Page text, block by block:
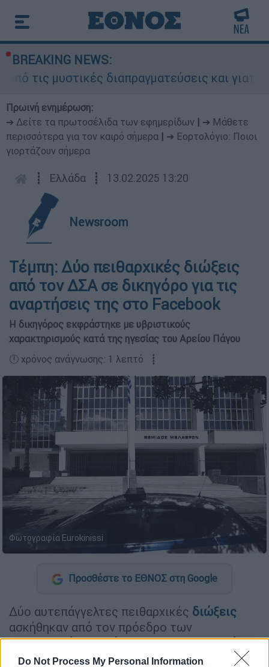
Do Not Process My Personal Information
BREAKING NEWS:
μυστικές διαπραγματεύσεις και γιατί
Πρωινή ενημέρωση:
➔ Δείτε τα πρωτοσέλιδα των εφημερίδων
➔ Μάθετε
περισσότερα για τον καιρό σήμερα
➔ Εορτολόγιο: Ποιοι
γιορτάζουν σήμερα
┋ Ελλάδα ┋ 13.02.2025 13:20
Newsroom
Τέμπη: Δύο πειθαρχικές διώξεις
από τον ΔΣΑ σε δικηγόρο για τις
αναρτήσεις της στο Facebook
Η δικηγόρος εκφράστηκε με υβριστικούς
χαρακτηρισμούς κατά της ηγεσίας του Αρείου Πάγου
🕛 χρόνος ανάγνωσης: 1 λεπτό ┋
Φωτογραφία Εurokinissi
Προσθέστε το ΕΘΝΟΣ στη Google
Δύο αυτεπάγγελτες πειθαρχικές διώξεις
ασκήθηκαν από τον πρόεδρο των
Πειθαρχικών Τμημάτων του Δικηγορικού
Συλλόγου Αθηνών, Σωτήρη Φέλιο, σε βάρος